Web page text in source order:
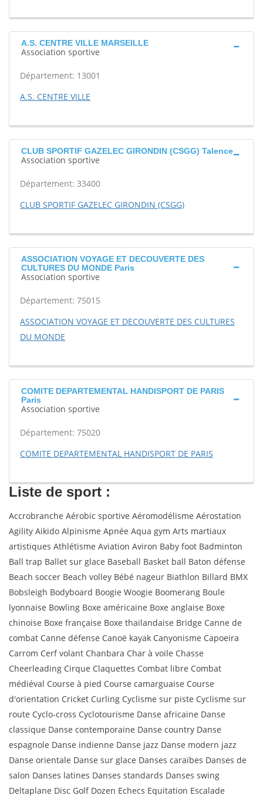
A.S. CENTRE VILLE MARSEILLE
Association sportive
Département: 13001
A.S. CENTRE VILLE
CLUB SPORTIF GAZELEC GIRONDIN (CSGG) Talence
Association sportive
Département: 33400
CLUB SPORTIF GAZELEC GIRONDIN (CSGG)
ASSOCIATION VOYAGE ET DECOUVERTE DES
CULTURES DU MONDE Paris
Association sportive
Département: 75015
ASSOCIATION VOYAGE ET DECOUVERTE DES CULTURES
DU MONDE
COMITE DEPARTEMENTAL HANDISPORT DE PARIS
Paris
Association sportive
Département: 75020
COMITE DEPARTEMENTAL HANDISPORT DE PARIS
Liste de sport :
Accrobranche Aérobic sportive Aéromodélisme Aérostation
Agility Aikido Alpinisme Apnée Aqua gym Arts martiaux
artistiques Athlétisme Aviation Aviron Baby foot Badminton
Ball trap Ballet sur glace Baseball Basket ball Baton défense
Beach soccer Beach volley Bébé nageur Biathlon Billard BMX
Bobsleigh Bodyboard Boogie Woogie Boomerang Boule
lyonnaise Bowling Boxe américaine Boxe anglaise Boxe
chinoise Boxe française Boxe thaïlandaise Bridge Canne de
combat Canne défense Canoë kayak Canyonisme Capoeira
Carrom Cerf volant Chanbara Char à voile Chasse
Cheerleading Cirque Claquettes Combat libre Combat
médiéval Course à pied Course camarguaise Course
d'orientation Cricket Curling Cyclisme sur piste Cyclisme sur
route Cyclo-cross Cyclotourisme Danse africaine Danse
classique Danse contemporaine Danse country Danse
espagnole Danse indienne Danse jazz Danse modern jazz
Danse orientale Danse sur glace Danses caraïbes Danses de
salon Danses latines Danses standards Danses swing
Deltaplane Disc Golf Dozen Echecs Equitation Escalade